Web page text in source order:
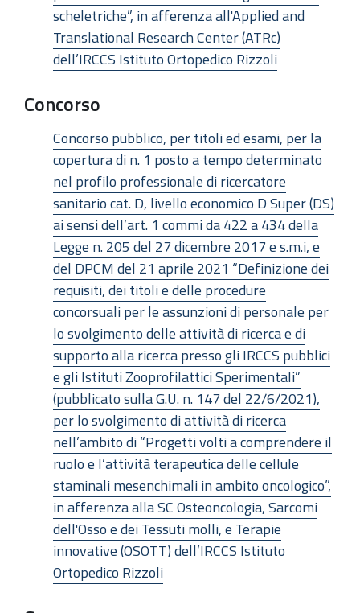
scheletriche”, in afferenza all'Applied and
Translational Research Center (ATRc)
dell’IRCCS Istituto Ortopedico Rizzoli
Concorso
Concorso pubblico, per titoli ed esami, per la
copertura di n. 1 posto a tempo determinato
nel profilo professionale di ricercatore
sanitario cat. D, livello economico D Super (DS)
ai sensi dell’art. 1 commi da 422 a 434 della
Legge n. 205 del 27 dicembre 2017 e s.m.i, e
del DPCM del 21 aprile 2021 “Definizione dei
requisiti, dei titoli e delle procedure
concorsuali per le assunzioni di personale per
lo svolgimento delle attività di ricerca e di
supporto alla ricerca presso gli IRCCS pubblici
e gli Istituti Zooprofilattici Sperimentali”
(pubblicato sulla G.U. n. 147 del 22/6/2021),
per lo svolgimento di attività di ricerca
nell’ambito di “Progetti volti a comprendere il
ruolo e l’attività terapeutica delle cellule
staminali mesenchimali in ambito oncologico”,
in afferenza alla SC Osteoncologia, Sarcomi
dell'Osso e dei Tessuti molli, e Terapie
innovative (OSOTT) dell’IRCCS Istituto
Ortopedico Rizzoli